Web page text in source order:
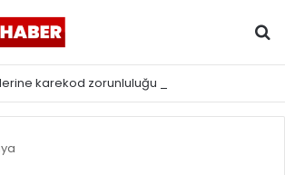
karekod zorunluluğu geldi